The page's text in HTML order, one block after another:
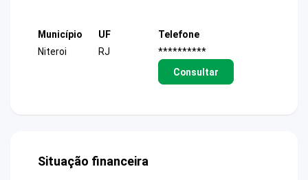
Município
Niteroi
UF
RJ
Telefone
**********
Consultar
Situação financeira